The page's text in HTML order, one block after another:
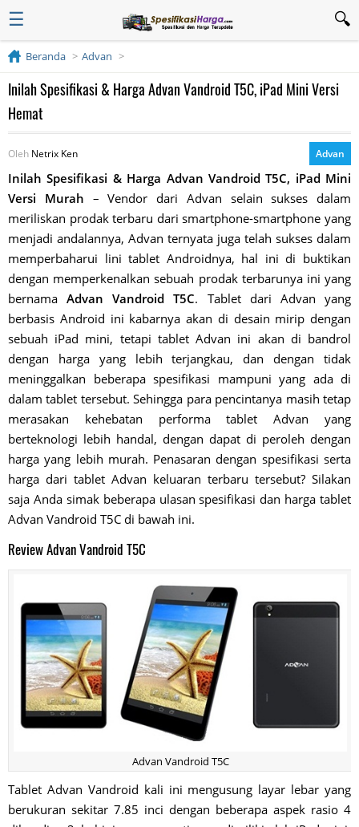
☰
Beranda Advan
Inilah Spesifikasi & Harga Advan Vandroid T5C, iPad Mini Versi
Hemat
Oleh Netrix Ken Advan
Inilah Spesifikasi & Harga Advan Vandroid T5C, iPad Mini
Versi Murah – Vendor dari Advan selain sukses dalam
meriliskan prodak terbaru dari smartphone-smartphone yang
menjadi andalannya, Advan ternyata juga telah sukses dalam
memperbaharui lini tablet Androidnya, hal ini di buktikan
dengan memperkenalkan sebuah prodak terbarunya ini yang
bernamaAdvan Vandroid T5C. Tablet dari Advan yang
berbasis Android ini kabarnya akan di desain mirip dengan
sebuah iPad mini, tetapi tablet Advan ini akan di bandrol
dengan harga yang lebih terjangkau, dan dengan tidak
meninggalkan beberapa spesifikasi mampuni yang ada di
dalam tablet tersebut. Sehingga para pencintanya masih tetap
merasakan kehebatan performa tablet Advan yang
berteknologi lebih handal, dengan dapat di peroleh dengan
harga yang lebih murah. Penasaran dengan spesifikasi serta
harga dari tablet Advan keluaran terbaru tersebut? Silakan
saja Anda simak beberapa ulasan spesifikasi dan harga tablet
Advan Vandroid T5C di bawah ini.
Review Advan Vandroid T5C
Advan Vandroid T5C
Tablet Advan Vandroid kali ini mengusung layar lebar yang
berukuran sekitar 7.85 inci dengan beberapa aspek rasio 4